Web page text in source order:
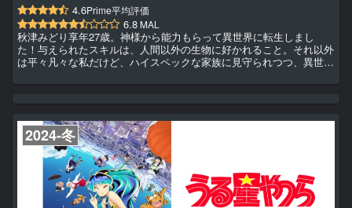
4.6Prime平均評価
6.8 MAL
秋津みどり享年27歳。神様から能力もらって異世界に転生しまし
た！与えられたスキルは、人間以外の生物に好かれること。それ以外
は平々凡々な私だけど、ハイスペックな家族に見守られつつ、異世界
でなでしたりするの毎日。何やらきな臭い動きもあるけれど、神様に
2024-冬